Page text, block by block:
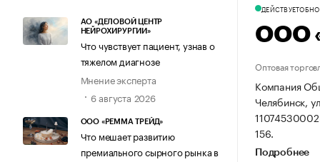
АО «ДЕЛОВОЙ ЦЕНТР
НЕЙРОХИРУРГИИ»
Что чувствует пациент, узнав о
тяжелом диагнозе
Мнение эксперта
6 августа 2026
ООО «РЕММА ТРЕЙД»
Что мешает развитию
премиального сырного рынка в
ДЕЙСТВУЕТ
ООО
Оптовая
Компания
Челябинск,
156.
Подробнее